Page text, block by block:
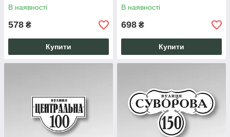
В наявності
578 ₴
Купити
В наявності
698 ₴
Купити